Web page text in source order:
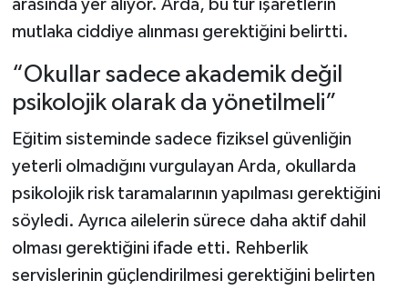
arasında yer alıyor. Arda, bu tür işaretlerin
mutlaka ciddiye alınması gerektiğini belirtti.
“Okullar sadece akademik değil
psikolojik olarak da yönetilmeli”
Eğitim sisteminde sadece fiziksel güvenliğin
yeterli olmadığını vurgulayan Arda, okullarda
psikolojik risk taramalarının yapılması gerektiğini
söyledi. Ayrıca ailelerin sürece daha aktif dahil
olması gerektiğini ifade etti. Rehberlik
servislerinin güçlendirilmesi gerektiğini belirten